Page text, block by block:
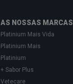
AS NOSSAS MARCAS
Platinium Mais Vida
Platinium Mais
Platinium
+ Sabor Plus
Vetecare